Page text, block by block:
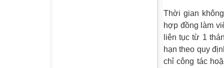
Thời gian
hợp đồng làm
liên tục từ 1
hạn theo quy
chỉ công tác